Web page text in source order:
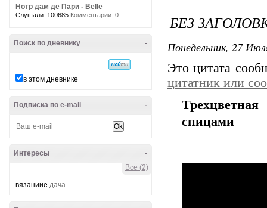
Нотр дам де Пари - Belle
Слушали: 100685 Комментарии: 0
-
Поиск по дневнику
в этом дневнике
-
Подписка по e-mail
-
Интересы
Все (2)
вязаниие дача
БЕЗ
Понедельник, 27
Это цитата
цитатник или
спицами